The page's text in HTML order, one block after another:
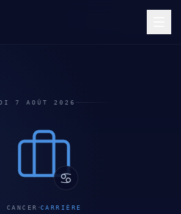
7 AOÛT 2026
♋
CANCER ·CARRIÈRE